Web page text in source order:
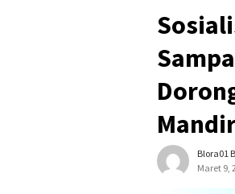
Blora01
Maret 9,